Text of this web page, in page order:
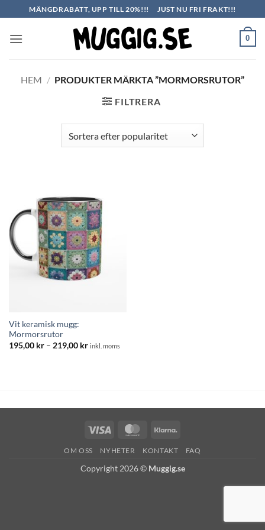
to
content
MÄNGDRABATT, UPP TILL 20%!!! JUST NU FRI FRAKT!!!
0
HEM / PRODUKTER MÄRKTA ”MORMORSRUTOR”
FILTRERA
Vit keramisk mugg:
Mormorsrutor
195,00 kr – 219,00 krPrisintervall:
inkl. moms
Visa MasterCard
OM OSS NYHETER KONTAKT FAQ
Copyright 2026 © Muggig.se